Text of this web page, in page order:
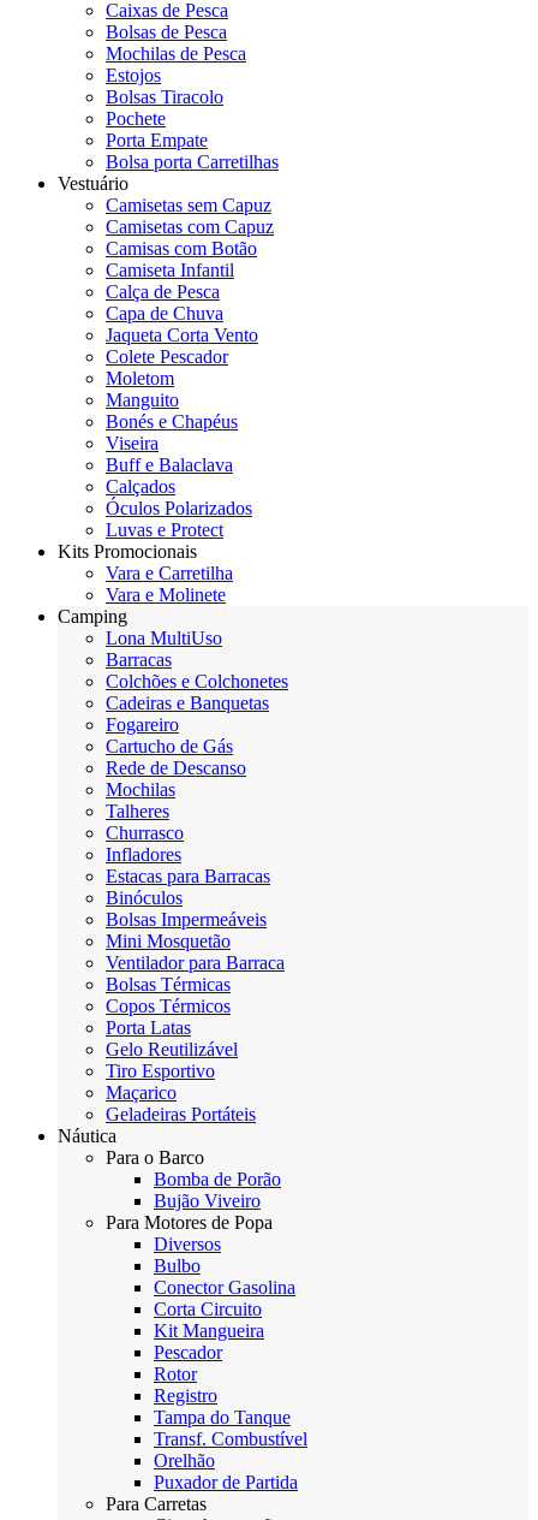
Caixas de Pesca
Bolsas de Pesca
Mochilas de Pesca
Estojos
Bolsas Tiracolo
Pochete
Porta Empate
Bolsa porta Carretilhas
Vestuário
Camisetas sem Capuz
Camisetas com Capuz
Camisas com Botão
Camiseta Infantil
Calça de Pesca
Capa de Chuva
Jaqueta Corta Vento
Colete Pescador
Moletom
Manguito
Bonés e Chapéus
Viseira
Buff e Balaclava
Calçados
Óculos Polarizados
Luvas e Protect
Kits Promocionais
Vara e Carretilha
Vara e Molinete
Camping
Lona MultiUso
Barracas
Colchões e Colchonetes
Cadeiras e Banquetas
Fogareiro
Cartucho de Gás
Rede de Descanso
Mochilas
Talheres
Churrasco
Infladores
Estacas para Barracas
Binóculos
Bolsas Impermeáveis
Mini Mosquetão
Ventilador para Barraca
Bolsas Térmicas
Copos Térmicos
Porta Latas
Gelo Reutilizável
Tiro Esportivo
Maçarico
Geladeiras Portáteis
Náutica
Para o Barco
Bomba de Porão
Bujão Viveiro
Para Motores de Popa
Diversos
Bulbo
Conector Gasolina
Corta Circuito
Kit Mangueira
Pescador
Rotor
Registro
Tampa do Tanque
Transf. Combustível
Orelhão
Puxador de Partida
Para Carretas